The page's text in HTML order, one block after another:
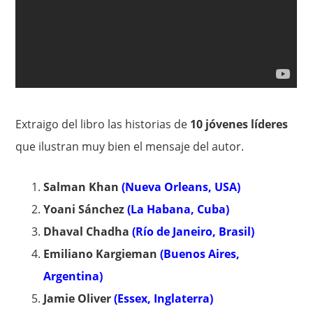
Extraigo del libro las historias de 10 jóvenes líderes
que ilustran muy bien el mensaje del autor.
Salman Khan(Nueva Orleans, USA)
Yoani Sánchez(La Habana, Cuba)
Dhaval Chadha(Río de Janeiro, Brasil)
Emiliano Kargieman(Buenos Aires,
Argentina)
Jamie Oliver(Essex, Inglaterra)